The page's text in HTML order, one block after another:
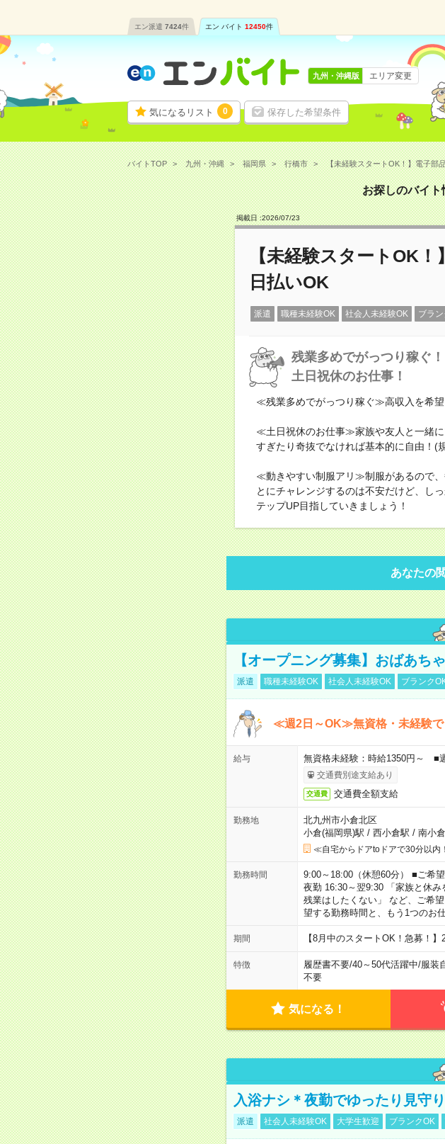
エン派遣 7424件 エン バイト 12450件
気になるリスト 0 保存した希望条件
九州・沖縄版 エリア変更
バイトTOP 九州・沖縄 福岡県 行橋市 【未経験スタートOK！】電子部
お探しのバイ
掲載日 :2026/07/23
【未経験スタートOK
日払いOK
派遣 職種未経験OK 社会人未経験OK ブラ
残業多めでがっつり稼ぐ！
土日祝休のお仕事！
≪残業多めでがっつり稼ぐ≫高収入を希望
≪土日祝休のお仕事≫家族や友人と一緒
すぎたり奇抜でなければ基本的に自由！(
≪動きやすい制服アリ≫制服があるので
とにチャレンジするのは不安だけど、し
テップUP目指していきましょう！
あなたの
【オープニング募集】おばあち
派遣 職種未経験OK 社会人未経験OK ブランク
≪週2日～OK≫無資格・未経験で
給与 無資格未経験：時給1350円～
交通費別途支給あり
交通費 交通費全額支給
勤務地
北九州市小倉北区
小倉(福岡県)駅 / 西小倉駅 / 南小
≪自宅からドアtoドアで30分以内
勤務時間
9:00～18:00（休憩60分） ■ご希
夜勤 16:30～翌9:30 「家族と休
残業はしたくない」 など、ご希
望する勤務時間と、もう1つのお
期間 【8月中のスタートOK！急募！
特徴 履歴書不要/40～50代活躍中/服装
不要
気になる！
入浴ナシ＊夜勤でゆったり見守
派遣 社会人未経験OK 大学生歓迎 ブランクOK